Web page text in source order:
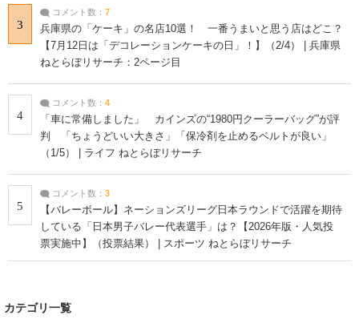
3
コメント数： 7
兵庫県の「ケーキ」の名店10選！ 一番うまいと思う店はどこ？
【7月12日は「デコレーションケーキの日」！】（2/4） | 兵庫県
ねとらぼリサーチ：2ページ目
4
コメント数： 4
「車に常備しました」 カインズの“1980円クーラーバッグ”が評
判 「ちょうどいい大きさ」「保冷剤を止めるベルトが良い」
（1/5） | ライフ ねとらぼリサーチ
5
コメント数： 3
【バレーボール】ネーションズリーグ日本ラウンドで活躍を期待
している「日本男子バレー代表選手」は？【2026年版・人気投
票実施中】（投票結果） | スポーツ ねとらぼリサーチ
カテゴリ一覧